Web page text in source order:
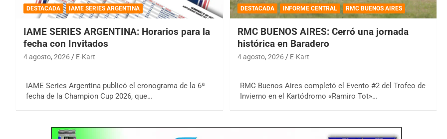
DESTACADA IAME SERIES ARGENTINA
IAME SERIES ARGENTINA: Horarios para la
fecha con Invitados
4 agosto, 2026 E-Kart
IAME Series Argentina publicó el cronograma de la 6ª
fecha de la Champion Cup 2026, que…
DESTACADA INFORME CENTRAL RMC BUENOS AIRES
RMC BUENOS AIRES: Cerró una jornada
histórica en Baradero
4 agosto, 2026 E-Kart
RMC Buenos Aires completó el Evento #2 del Trofeo de
Invierno en el Kartódromo «Ramiro Tot»…